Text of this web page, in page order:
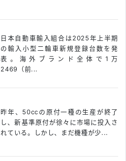
日本自動車輸入組合は2025年上半期
の輸入小型二輪車新規登録台数を発
表。海外ブランド全体で1万
2469（前...
昨年、50ccの原付一種の生産が終了
し、新基準原付が徐々に市場に投入さ
れている。しかし、まだ機種が少...